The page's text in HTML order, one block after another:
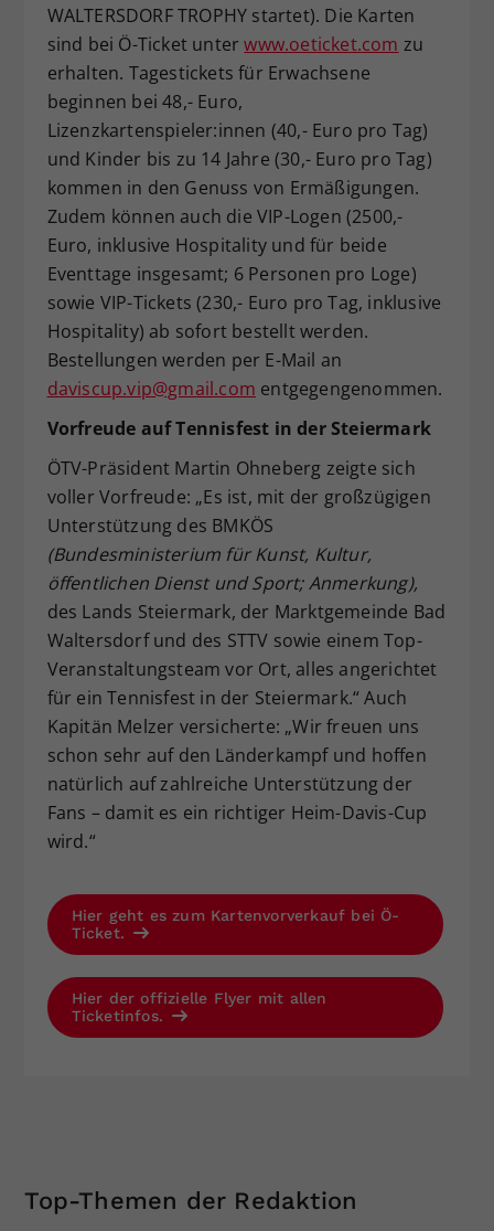
WALTERSDORF TROPHY startet). Die Karten
sind bei Ö-Ticket unterwww.oeticket.com zu
erhalten. Tagestickets für Erwachsene
beginnen bei 48,- Euro,
Lizenzkartenspieler:innen (40,- Euro pro Tag)
und Kinder bis zu 14 Jahre (30,- Euro pro Tag)
kommen in den Genuss von Ermäßigungen.
Zudem können auch die VIP-Logen (2500,-
Euro, inklusive Hospitality und für beide
Eventtage insgesamt; 6 Personen pro Loge)
sowie VIP-Tickets (230,- Euro pro Tag, inklusive
Hospitality) ab sofort bestellt werden.
Bestellungen werden per E-Mail an
daviscup.vip@gmail.com entgegengenommen.
Vorfreude auf Tennisfest in der Steiermark
ÖTV-Präsident Martin Ohneberg zeigte sich
voller Vorfreude: „Es ist, mit der großzügigen
Unterstützung des BMKÖS
(Bundesministerium für Kunst, Kultur,
öffentlichen Dienst und Sport; Anmerkung),
des Lands Steiermark, der Marktgemeinde Bad
Waltersdorf und des STTV sowie einem Top-
Veranstaltungsteam vor Ort, alles angerichtet
für ein Tennisfest in der Steiermark.“ Auch
Kapitän Melzer versicherte: „Wir freuen uns
schon sehr auf den Länderkampf und hoffen
natürlich auf zahlreiche Unterstützung der
Fans – damit es ein richtiger Heim-Davis-Cup
wird.“
Hier geht es zum Kartenvorverkauf bei Ö-
Ticket.
Hier der offizielle Flyer mit allen
Ticketinfos.
Top-Themen der Redaktion